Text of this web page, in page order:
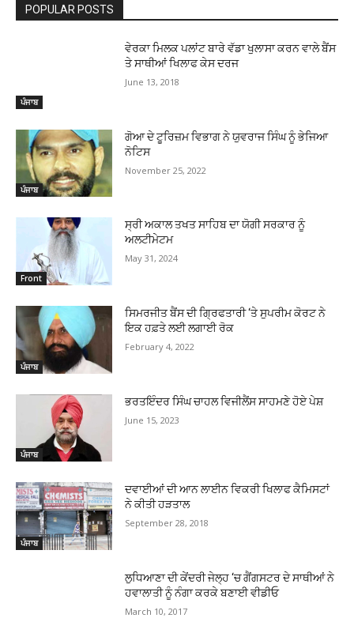
POPULAR POSTS
ਪੰਜਾਬ
ਵੇਰਕਾ ਮਿਲਕ ਪਲਾਂਟ ਬਾਰੇ ਵੱਡਾ ਖੁਲਾਸਾ ਕਰਨ ਵਾਲੇ ਬੈਂਸ
ਤੇ ਸਾਥੀਆਂ ਖਿਲਾਫ ਕੇਸ ਦਰਜ
June 13, 2018
ਪੰਜਾਬ
ਗੋਆ ਦੇ ਟੂਰਿਜ਼ਮ ਵਿਭਾਗ ਨੇ ਯੁਵਰਾਜ ਸਿੰਘ ਨੂੰ ਭੇਜਿਆ
ਨੋਟਿਸ
November 25, 2022
Front
ਸ੍ਰੀ ਅਕਾਲ ਤਖਤ ਸਾਹਿਬ ਦਾ ਯੋਗੀ ਸਰਕਾਰ ਨੂੰ
ਅਲਟੀਮੇਟਮ
May 31, 2024
ਪੰਜਾਬ
ਸਿਮਰਜੀਤ ਬੈਂਸ ਦੀ ਗ੍ਰਿਫਤਾਰੀ ‘ਤੇ ਸੁਪਰੀਮ ਕੋਰਟ ਨੇ
ਇਕ ਹਫ਼ਤੇ ਲਈ ਲਗਾਈ ਰੋਕ
February 4, 2022
ਪੰਜਾਬ
ਭਰਤਇੰਦਰ ਸਿੰਘ ਚਾਹਲ ਵਿਜੀਲੈਂਸ ਸਾਹਮਣੇ ਹੋਏ ਪੇਸ਼
June 15, 2023
ਪੰਜਾਬ
ਦਵਾਈਆਂ ਦੀ ਆਨ ਲਾਈਨ ਵਿਕਰੀ ਖਿਲਾਫ ਕੈਮਿਸਟਾਂ
ਨੇ ਕੀਤੀ ਹੜਤਾਲ
September 28, 2018
ਲੁਧਿਆਣਾ ਦੀ ਕੇਂਦਰੀ ਜੇਲ੍ਹ ‘ਚ ਗੈਂਗਸਟਰ ਦੇ ਸਾਥੀਆਂ ਨੇ
ਹਵਾਲਾਤੀ ਨੂੰ ਨੰਗਾ ਕਰਕੇ ਬਣਾਈ ਵੀਡੀਓ
March 10, 2017